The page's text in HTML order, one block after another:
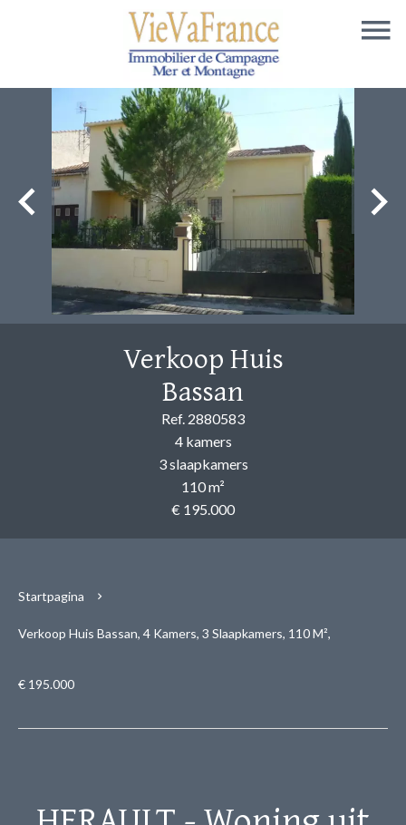
Verkoop Huis
Bassan
Ref. 2880583
4 kamers
3 slaapkamers
110 m²
€ 195.000
Startpagina
Verkoop Huis Bassan, 4 Kamers, 3 Slaapkamers, 110 M²,
€ 195.000